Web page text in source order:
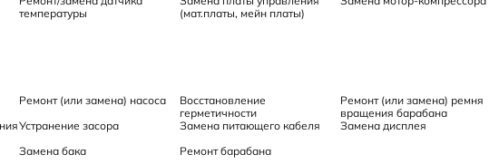
температуры
(мат.платы, мейн платы)
Ремонт (или замена) насоса
Восстановление
герметичности
Ремонт (или замена) ремня
вращения барабана
Устранение засора Замена питающего кабеля Замена дисплея
Замена бака Ремонт барабана